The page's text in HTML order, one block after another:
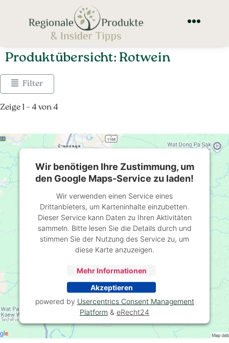
Produktübersicht: Rotwein
Filter
Zeige 1 – 4 von 4
Wir benötigen Ihre Zustimmung, um
den Google Maps-Service zu laden!
Wir verwenden einen Service eines
Drittanbieters, um Karteninhalte einzubetten.
Dieser Service kann Daten zu Ihren Aktivitäten
sammeln. Bitte lesen Sie die Details durch und
stimmen Sie der Nutzung des Service zu, um
diese Karte anzuzeigen.
Mehr Informationen
Akzeptieren
powered by Usercentrics Consent Management
Platform & eRecht24